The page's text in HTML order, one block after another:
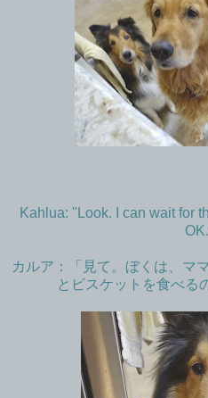
Kahlua: "Look. I can wait for
カルア：「見て。ぼくは、マ
とビスケットを食べる